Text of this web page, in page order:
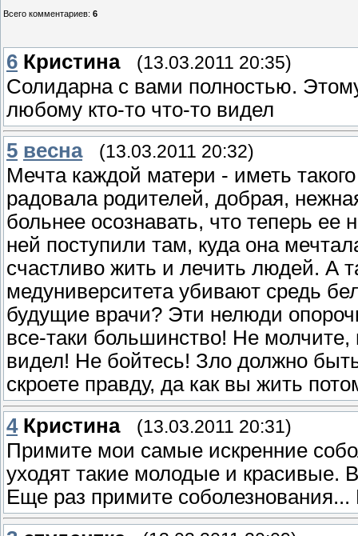
Всего комментариев: 6
6 Кристина (13.03.2011 20:35)
Солидарна с вами полностью.
любому кто-то что-то видел
5 весна (13.03.2011 20:32)
Мечта каждой матери - иметь
радовала родителей, добрая,
больнее осознавать, что теперь ее
ней поступили там, куда она
счастливо жить и лечить людей.
медуниверситета убивают средь
будущие врачи? Эти нелюди
все-таки большинство! Не
видел! Не бойтесь! Зло должно
скроете правду, да как вы жить
4 Кристина (13.03.2011 20:31)
Примите мои самые искренние
уходят такие молодые и красивые.
Еще раз примите